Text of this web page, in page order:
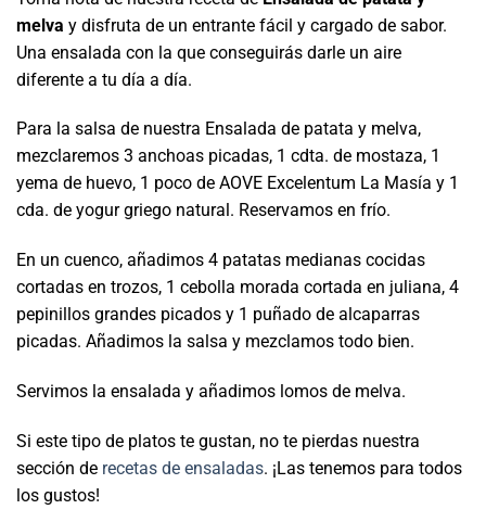
melva y disfruta de un entrante fácil y cargado de sabor.
Una ensalada con la que conseguirás darle un aire
diferente a tu día a día.
Para la salsa de nuestra Ensalada de patata y melva,
mezclaremos 3 anchoas picadas, 1 cdta. de mostaza, 1
yema de huevo, 1 poco de AOVE Excelentum La Masía y 1
cda. de yogur griego natural. Reservamos en frío.
En un cuenco, añadimos 4 patatas medianas cocidas
cortadas en trozos, 1 cebolla morada cortada en juliana, 4
pepinillos grandes picados y 1 puñado de alcaparras
picadas. Añadimos la salsa y mezclamos todo bien.
Servimos la ensalada y añadimos lomos de melva.
Si este tipo de platos te gustan, no te pierdas nuestra
sección de recetas de ensaladas. ¡Las tenemos para todos
los gustos!